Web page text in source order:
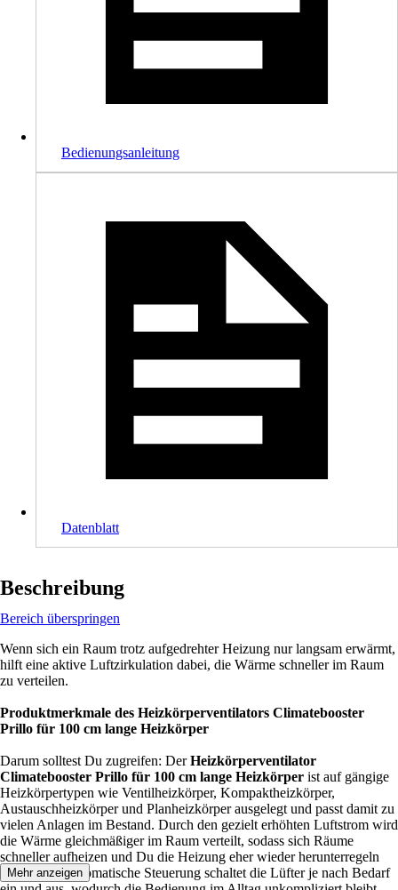
Bedienungsanleitung
Datenblatt
Beschreibung
Bereich überspringen
Wenn sich ein Raum trotz aufgedrehter Heizung nur langsam erwärmt,
hilft eine aktive Luftzirkulation dabei, die Wärme schneller im Raum
zu verteilen.
Produktmerkmale des Heizkörperventilators Climatebooster
Prillo für 100 cm lange Heizkörper
Darum solltest Du zugreifen: DerHeizkörperventilator
Climatebooster Prillo für 100 cm lange Heizkörper ist auf gängige
Heizkörpertypen wie Ventilheizkörper, Kompaktheizkörper,
Austauschheizkörper und Planheizkörper ausgelegt und passt damit zu
vielen Anlagen im Bestand. Durch den gezielt erhöhten Luftstrom wird
die Wärme gleichmäßiger im Raum verteilt, sodass sich Räume
schneller aufheizen und Du die Heizung eher wieder herunterregeln
kannst. Die automatische Steuerung schaltet die Lüfter je nach Bedarf
Mehr anzeigen